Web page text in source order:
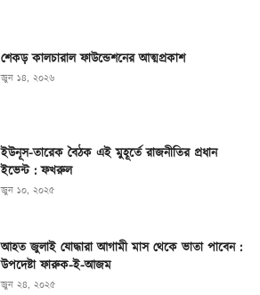
শেকড় কালচারাল ফাউন্ডেশনের আত্মপ্রকাশ
জুন ১৪, ২০২৬
ইউনূস-তারেক বৈঠক এই মুহূর্তে রাজনীতির প্রধান
ইভেন্ট : ফখরুল
জুন ১০, ২০২৫
আহত জুলাই যোদ্ধারা আগামী মাস থেকে ভাতা পাবেন :
উপদেষ্টা ফারুক-ই-আজম
জুন ২৪, ২০২৫